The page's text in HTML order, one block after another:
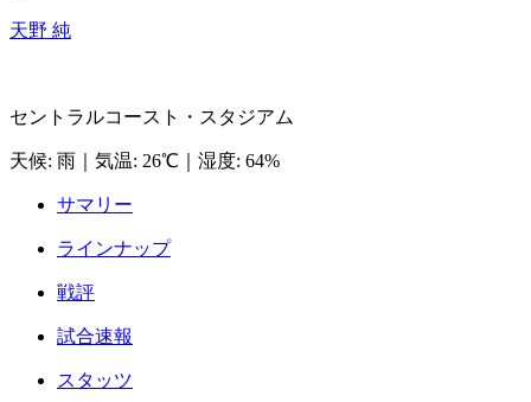
天野 純
セントラルコースト・スタジアム
天候: 雨 気温: 26℃ 湿度: 64%
サマリー
ラインナップ
戦評
試合速報
スタッツ